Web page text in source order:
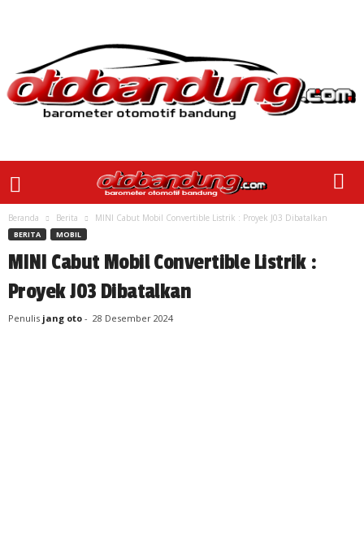
Beranda Berita MINI Cabut Mobil Convertible Listrik : Proyek J03 Dibatalkan
BERITA MOBIL
MINI Cabut Mobil Convertible Listrik :
Proyek J03 Dibatalkan
Penulis jang oto - 28 Desember 2024